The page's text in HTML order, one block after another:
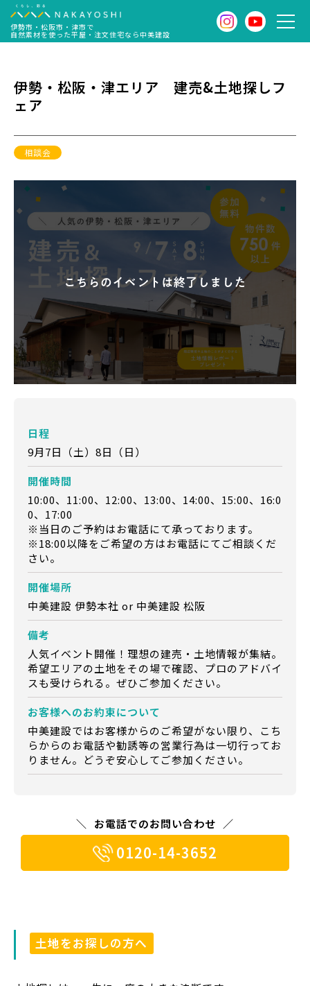
伊勢市・松阪市・津市で
自然素材を使った平屋・注文住宅なら中美建設
伊勢・松阪・津エリア 建売&土地探しフ
ェア
相談会
日程
9月7日（土）8日（日）
開催時間
10:00、11:00、12:00、13:00、14:00、15:00、16:0
0、17:00
※当日のご予約はお電話にて承っております。
※18:00以降をご希望の方はお電話にてご相談くだ
さい。
開催場所
中美建設 伊勢本社 or 中美建設 松阪
備考
人気イベント開催！理想の建売・土地情報が集結。
希望エリアの土地をその場で確認、プロのアドバイ
スも受けられる。ぜひご参加ください。
お客様へのお約束について
中美建設ではお客様からのご希望がない限り、こち
らからのお電話や勧誘等の営業行為は一切行ってお
りません。どうぞ安心してご参加ください。
お電話でのお問い合わせ
0120-14-3652
土地をお探しの方へ